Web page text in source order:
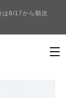
は8/17から順次